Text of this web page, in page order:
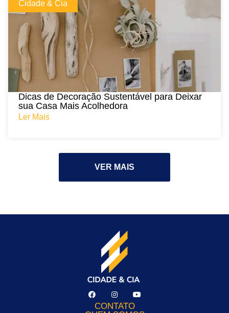
Cidade & Cia
Dicas de Decoração Sustentável para Deixar
sua Casa Mais Acolhedora
Ler Mais
VER MAIS
CONTATO